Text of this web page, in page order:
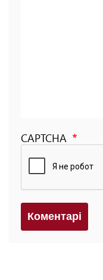
CAPTCHA
Коментарi